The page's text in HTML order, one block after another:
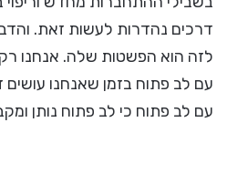
דרכים נהדרות לעשות זאת.
לזה הוא הפשטות שלה. אנחנו רק
עם לב פתוח בזמן שאנחנו עושים
עם לב פתוח כי לב פתוח נותן